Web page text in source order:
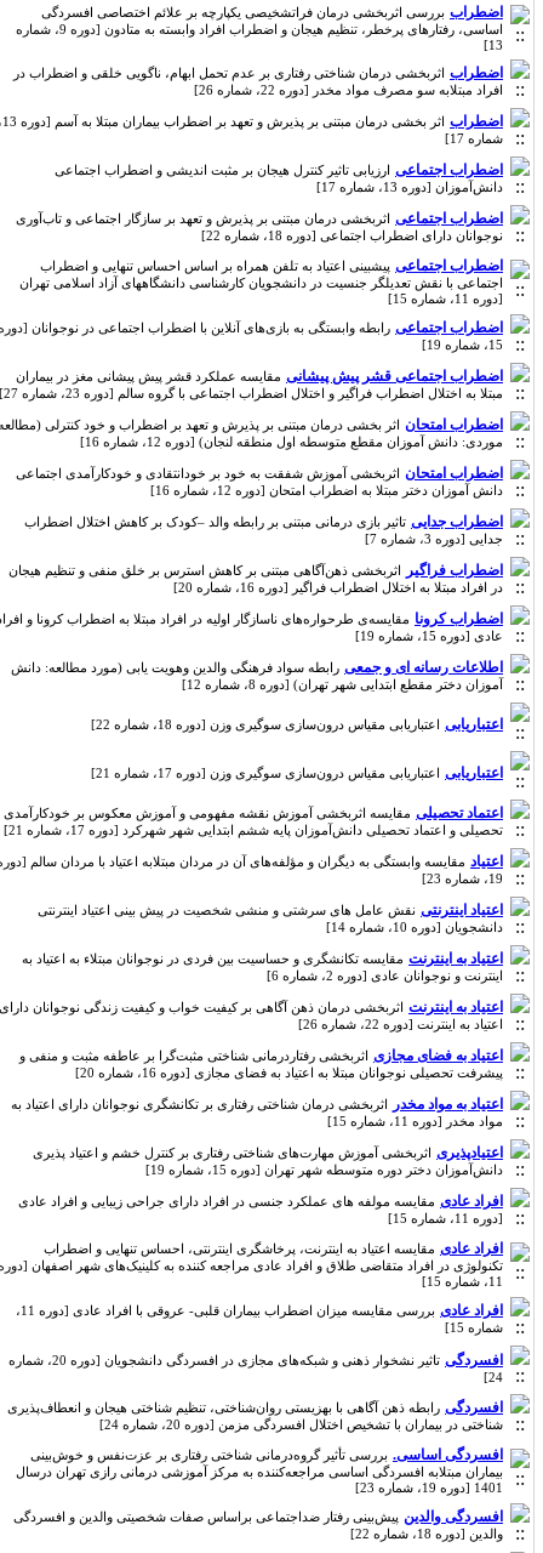
اضطراب
بررسی اثربخشی درمان فراتشخیصی یکپارچه بر علائم اختصاصی افسردگی
اساسی، رفتارهای پرخطر، تنظیم هیجان و اضطراب افراد وابسته به متادون [دوره 9، شماره
13]
اضطراب
اثربخشی درمان شناختی رفتاری بر عدم تحمل ابهام، ناگویی خلقی و اضطراب در
افراد مبتلابه سو مصرف مواد مخدر [دوره 22، شماره 26]
اضطراب
اثر بخشی درمان مبتنی بر پذیرش و تعهد بر اضطراب بیماران مبتلا به آسم [دوره 13،
شماره 17]
اضطراب اجتماعی ارزیابی تاثیر کنترل هیجان بر مثبت اندیشی و اضطراب اجتماعی
دانش‌آموزان [دوره 13، شماره 17]
اضطراب اجتماعی اثربخشی درمان مبتنی بر پذیرش و تعهد بر سازگار اجتماعی و تاب‌آوری
نوجوانان دارای اضطراب اجتماعی [دوره 18، شماره 22]
اضطراب اجتماعی پیشبینی اعتیاد به تلفن همراه بر اساس احساس تنهایی و اضطراب
اجتماعی با نقش تعدیلگر جنسیت در دانشجویان کارشناسی دانشگاههای آزاد اسلامی تهران
[دوره 11، شماره 15]
اضطراب اجتماعی رابطه وابستگی به بازی‌های آنلاین با اضطراب اجتماعی در نوجوانان [دوره
15، شماره 19]
اضطراب اجتماعی قشر پیش پیشانی مقایسه عملکرد قشر پیش پیشانی مغز در بیماران
مبتلا به اختلال اضطراب فراگیر و اختلال اضطراب اجتماعی با گروه سالم [دوره 23، شماره 27]
اضطراب امتحان اثر بخشی درمان مبتنی بر پذیرش و تعهد بر اضطراب و خود کنترلی (مطالعه
موردی: دانش آموزان مقطع متوسطه اول منطقه لنجان) [دوره 12، شماره 16]
اضطراب امتحان اثربخشی آموزش شفقت به خود بر خودانتقادی و خودکارآمدی اجتماعی
دانش آموزان دختر مبتلا به اضطراب امتحان [دوره 12، شماره 16]
اضطراب جدایی تاثیر بازی درمانی مبتنی بر رابطه والد –کودک بر کاهش اختلال اضطراب
جدایی [دوره 3، شماره 7]
اضطراب فراگیر اثربخشی ذهن‌آگاهی مبتنی بر کاهش استرس بر خلق منفی و تنظیم هیجان
در افراد مبتلا به اختلال اضطراب فراگیر [دوره 16، شماره 20]
اضطراب کرونا مقایسه‌ی طرحواره‌های ناسازگار اولیه در افراد مبتلا به اضطراب کرونا و افراد
عادی [دوره 15، شماره 19]
اطلاعات رسانه ای و جمعی رابطه سواد فرهنگی والدین وهویت یابی (مورد مطالعه: دانش
آموزان دختر مقطع ابتدایی شهر تهران) [دوره 8، شماره 12]
اعتباریابی اعتباریابی مقیاس درون‌سازی سوگیری وزن [دوره 18، شماره 22]
اعتباریابی اعتباریابی مقیاس درون‌سازی سوگیری وزن [دوره 17، شماره 21]
اعتماد تحصیلی مقایسه اثربخشی آموزش نقشه مفهومی و آموزش معکوس بر خودکارآمدی
تحصیلی و اعتماد تحصیلی دانش‌آموزان پایه ششم ابتدایی شهر شهرکرد [دوره 17، شماره 21]
اعتیاد مقایسه وابستگی به دیگران و مؤلفه‌های آن در مردان مبتلابه اعتیاد با مردان سالم [دوره
19، شماره 23]
اعتیاد اینترنتی نقش عامل های سرشتی و منشی شخصیت در پیش بینی اعتیاد اینترنتی
دانشجویان [دوره 10، شماره 14]
اعتیاد به اینترنت مقایسه تکانشگری و حساسیت بین فردی در نوجوانان مبتلاء به اعتیاد به
اینترنت و نوجوانان عادی [دوره 2، شماره 6]
اعتیاد به اینترنت اثربخشی درمان ذهن آگاهی بر کیفیت خواب و کیفیت زندگی نوجوانان دارای
اعتیاد به اینترنت [دوره 22، شماره 26]
اعتیاد به فضای مجازی اثربخشی رفتاردرمانی شناختی مثبت‌گرا بر عاطفه مثبت و منفی و
پیشرفت تحصیلی نوجوانان مبتلا به اعتیاد به فضای مجازی [دوره 16، شماره 20]
اعتیاد به مواد مخدر اثربخشی درمان شناختی رفتاری بر تکانشگری نوجوانان دارای اعتیاد به
مواد مخدر [دوره 11، شماره 15]
اعتیادپذیری اثربخشی آموزش مهارت‌های شناختی رفتاری بر کنترل خشم و اعتیاد پذیری
دانش‌آموزان دختر دوره متوسطه شهر تهران [دوره 15، شماره 19]
افراد عادی مقایسه مولفه های عملکرد جنسی در افراد دارای جراحی زیبایی و افراد عادی
[دوره 11، شماره 15]
افراد عادی مقایسه اعتیاد به اینترنت، پرخاشگری اینترنتی، احساس تنهایی و اضطراب
تکنولوژی در افراد متقاضی طلاق و افراد عادی مراجعه کننده به کلینیک‌های شهر اصفهان [دوره
11، شماره 15]
افراد عادی
بررسی مقایسه میزان اضطراب بیماران قلبی- عروقی با افراد عادی [دوره 11،
شماره 15]
افسردگی
تاثیر نشخوار ذهنی و شبکه‌های مجازی در افسردگی دانشجویان [دوره 20، شماره
24]
افسردگی رابطه ذهن آگاهی با بهزیستی روان‌شناختی، تنظیم شناختی هیجان و انعطاف‌پذیری
شناختی در بیماران با تشخیص اختلال افسردگی مزمن [دوره 20، شماره 24]
افسردگی اساسی. بررسی تأثیر گروه‌درمانی شناختی رفتاری بر عزت‌نفس و خوش‌بینی
بیماران مبتلابه افسردگی اساسی مراجعه‌کننده به مرکز آموزشی درمانی رازی تهران درسال
1401 [دوره 19، شماره 23]
افسردگی والدین پیش‌بینی رفتار ضداجتماعی براساس صفات شخصیتی والدین و افسردگی
والدین [دوره 18، شماره 22]